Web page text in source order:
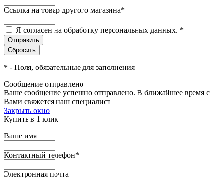
Ссылка на товар другого магазина*
Я согласен на обработку персональных данных. *
* - Поля, обязательные для заполнения
Сообщение отправлено
Ваше сообщение успешно отправлено. В ближайшее время с
Вами свяжется наш специалист
Закрыть окно
Купить в 1 клик
Ваше имя
Контактный телефон*
Электронная почта